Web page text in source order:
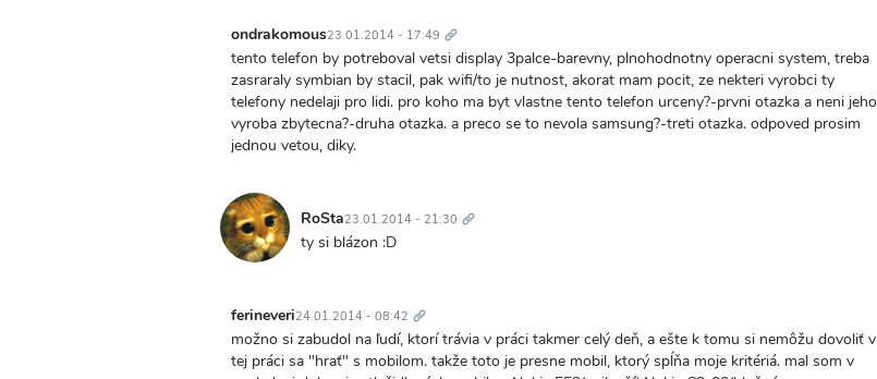
ondrakomous23.01.2014 - 17:49 odkaz
tento telefon by potreboval vetsi display 3palce-barevny, plnohodnotny operacni system, treba
zasraraly symbian by stacil, pak wifi/to je nutnost, akorat mam pocit, ze nekteri vyrobci ty
telefony nedelaji pro lidi. pro koho ma byt vlastne tento telefon urceny?-prvni otazka a neni jeho
vyroba zbytecna?-druha otazka. a preco se to nevola samsung?-treti otazka. odpoved prosim
jednou vetou, diky.
RoSta23.01.2014 - 21:30 odkaz
ty si blázon :D
ferineveri24.01.2014 - 08:42 odkaz
možno si zabudol na ľudí, ktorí trávia v práci takmer celý deň, a ešte k tomu si nemôžu dovoliť v
tej práci sa "hrať" s mobilom. takže toto je presne mobil, ktorý spĺňa moje kritériá. mal som v